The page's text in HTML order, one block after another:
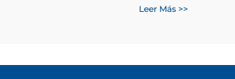
Leer Más >>